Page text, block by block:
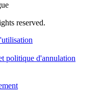
reserved.
politique d'annulation